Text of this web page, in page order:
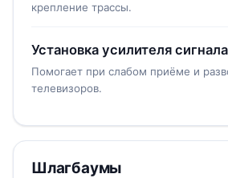
крепление трассы.
Установка усилителя сигнала
Помогает при слабом приёме и
телевизоров.
Шлагбаумы